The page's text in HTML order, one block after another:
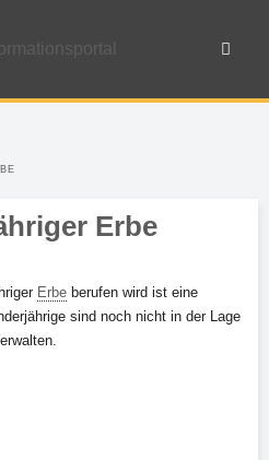
Erbe
Erbe berufen wird ist eine
sind noch nicht in der Lage